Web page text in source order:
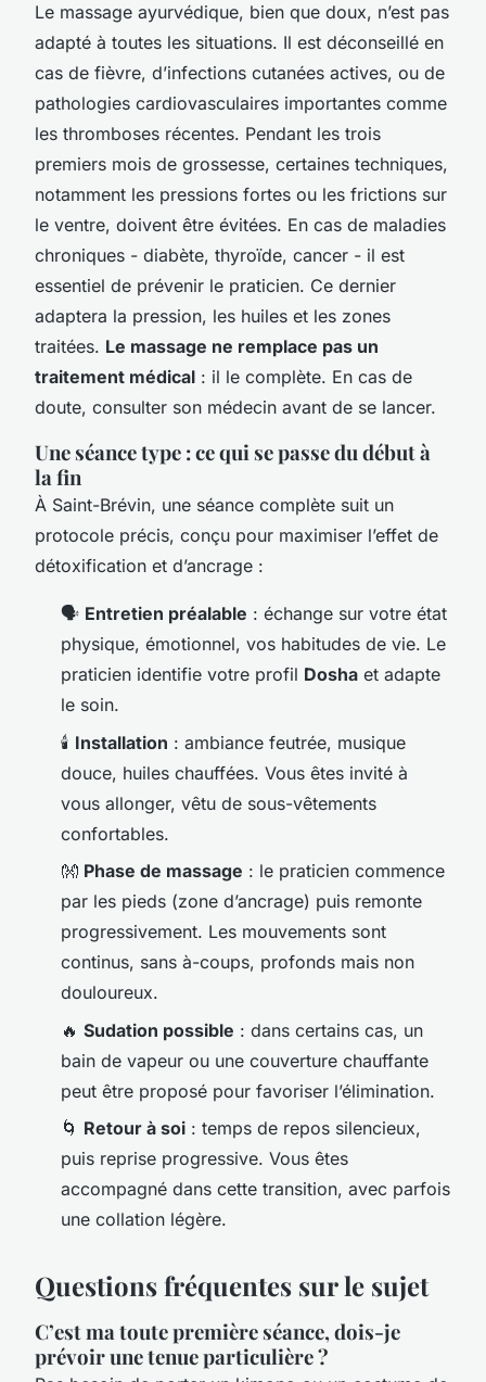
Le massage ayurvédique, bien que doux, n’est pas
adapté à toutes les situations. Il est déconseillé en
cas de fièvre, d’infections cutanées actives, ou de
pathologies cardiovasculaires importantes comme
les thromboses récentes. Pendant les trois
premiers mois de grossesse, certaines techniques,
notamment les pressions fortes ou les frictions sur
le ventre, doivent être évitées. En cas de maladies
chroniques - diabète, thyroïde, cancer - il est
essentiel de prévenir le praticien. Ce dernier
adaptera la pression, les huiles et les zones
traitées. Le massage ne remplace pas un
traitement médical : il le complète. En cas de
doute, consulter son médecin avant de se lancer.
Une séance type : ce qui se passe du début à
la fin
À Saint-Brévin, une séance complète suit un
protocole précis, conçu pour maximiser l’effet de
détoxification et d’ancrage :
🗣️ Entretien préalable : échange sur votre état
physique, émotionnel, vos habitudes de vie. Le
praticien identifie votre profil Dosha et adapte
le soin.
🕯️ Installation : ambiance feutrée, musique
douce, huiles chauffées. Vous êtes invité à
vous allonger, vêtu de sous-vêtements
confortables.
👐 Phase de massage : le praticien commence
par les pieds (zone d’ancrage) puis remonte
progressivement. Les mouvements sont
continus, sans à-coups, profonds mais non
douloureux.
🔥 Sudation possible : dans certains cas, un
bain de vapeur ou une couverture chauffante
peut être proposé pour favoriser l’élimination.
🌀 Retour à soi : temps de repos silencieux,
puis reprise progressive. Vous êtes
accompagné dans cette transition, avec parfois
une collation légère.
Questions fréquentes sur le sujet
C’est ma toute première séance, dois-je
prévoir une tenue particulière ?